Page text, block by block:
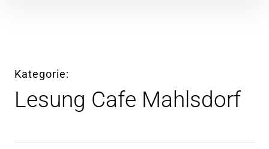
Kategorie
Lesung Cafe Mahlsdorf